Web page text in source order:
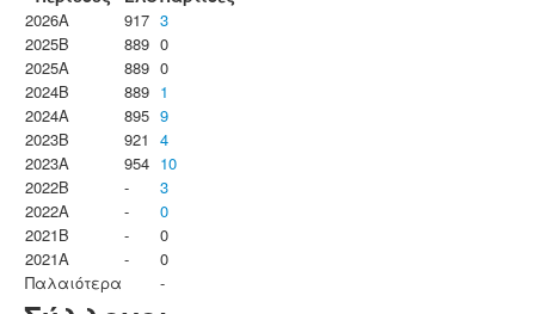
2026A
917 3
2025B
889 0
2025A
889 0
2024B
889 1
2024A
895 9
2023B
921 4
2023Α
954 10
2022B
-
3
2022A
-
0
2021B
-
0
2021A
-
0
Παλαιότερα
-